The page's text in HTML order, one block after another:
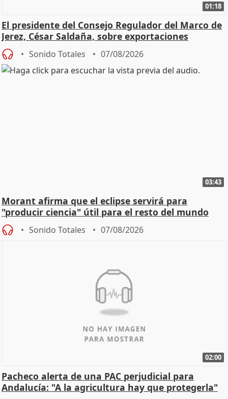
01:18
El presidente del Consejo Regulador del Marco de
Jerez, César Saldaña, sobre exportaciones
Sonido Totales 07/08/2026
03:43
Morant afirma que el eclipse servirá para
"producir ciencia" útil para el resto del mundo
Sonido Totales 07/08/2026
02:00
Pacheco alerta de una PAC perjudicial para
Andalucía: "A la agricultura hay que protegerla"